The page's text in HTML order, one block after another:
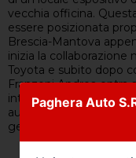
vecchia officina.
essere posizionata
Brescia-Mantova
inizia la collaborazione
Toyota e subito dopo
Franzoni Andrea entra
introducendo le sue
autoveicoli e veicoli
gestione dell’officina.
Paghera Auto